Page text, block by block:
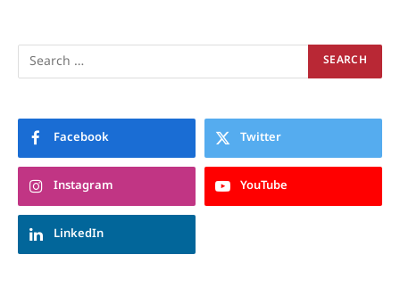
Facebook Twitter
Instagram YouTube
LinkedIn